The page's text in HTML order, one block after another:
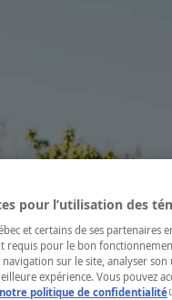
pour l’utilisation des
et certains de ses partenaires
requis pour le bon
sur le site, analyser
expérience. Vous pouvez
politique de confidentialité-